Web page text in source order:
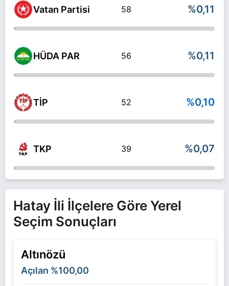
Vatan Partisi 58 %0,11
HÜDA PAR 56 %0,11
TİP 52 %0,10
TKP 39 %0,07
Hatay İli İlçelere Göre Yerel
Seçim Sonuçları
Altınözü
Açılan %100,00